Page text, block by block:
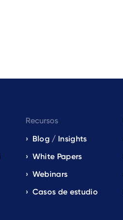
Recursos
Blog / Insights
White Papers
Webinars
Casos de estudio